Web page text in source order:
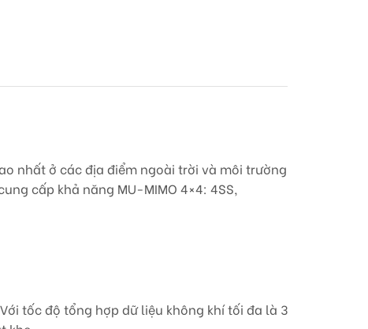
nhất ở các địa điểm ngoài trời và môi trường
cấp khả năng MU-MIMO 4×4: 4SS,
tốc độ tổng hợp dữ liệu không khí tối đa là 3